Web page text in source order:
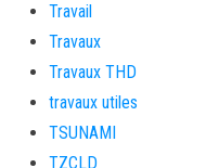
Travail
Travaux
Travaux THD
travaux utiles
TSUNAMI
TZCLD